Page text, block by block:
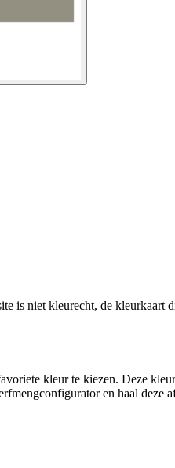
is niet kleurecht, de kleurkaart
kleur te kiezen. Deze
en haal